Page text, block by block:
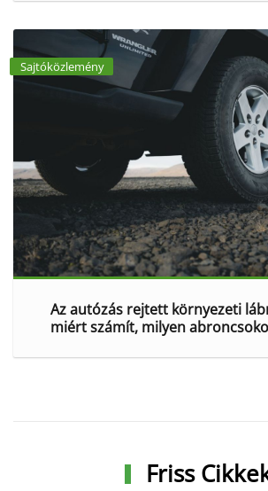
Sajtóközlemény
Az autózás rejtett környezeti
miért számít, milyen
Friss